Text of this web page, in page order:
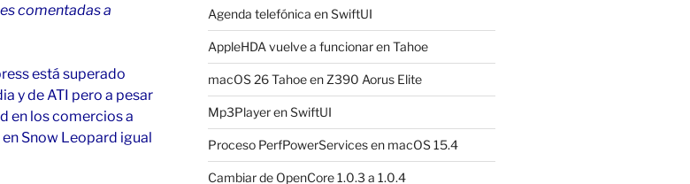
comentadas a
está superado
y de ATI pero a pesar
en los comercios a
Snow Leopard igual
Agenda telefónica en SwiftUI
AppleHDA vuelve a funcionar en Tahoe
macOS 26 Tahoe en Z390 Aorus Elite
Mp3Player en SwiftUI
Proceso PerfPowerServices en macOS 15.4
Cambiar de OpenCore 1.0.3 a 1.0.4